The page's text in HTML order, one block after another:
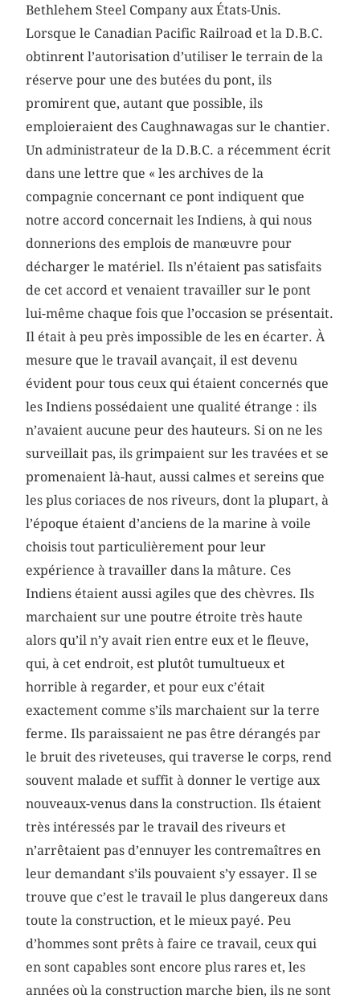
Bethlehem Steel Company aux États-Unis.
Lorsque le Canadian Pacific Railroad et la D.B.C.
obtinrent l’autorisation d’utiliser le terrain de la
réserve pour une des butées du pont, ils
promirent que, autant que possible, ils
emploieraient des Caughnawagas sur le chantier.
Un administrateur de la D.B.C. a récemment écrit
dans une lettre que « les archives de la
compagnie concernant ce pont indiquent que
notre accord concernait les Indiens, à qui nous
donnerions des emplois de manœuvre pour
décharger le matériel. Ils n’étaient pas satisfaits
de cet accord et venaient travailler sur le pont
lui-même chaque fois que l’occasion se présentait.
Il était à peu près impossible de les en écarter. À
mesure que le travail avançait, il est devenu
évident pour tous ceux qui étaient concernés que
les Indiens possédaient une qualité étrange : ils
n’avaient aucune peur des hauteurs. Si on ne les
surveillait pas, ils grimpaient sur les travées et se
promenaient là-haut, aussi calmes et sereins que
les plus coriaces de nos riveurs, dont la plupart, à
l’époque étaient d’anciens de la marine à voile
choisis tout particulièrement pour leur
expérience à travailler dans la mâture. Ces
Indiens étaient aussi agiles que des chèvres. Ils
marchaient sur une poutre étroite très haute
alors qu’il n’y avait rien entre eux et le fleuve,
qui, à cet endroit, est plutôt tumultueux et
horrible à regarder, et pour eux c’était
exactement comme s’ils marchaient sur la terre
ferme. Ils paraissaient ne pas être dérangés par
le bruit des riveteuses, qui traverse le corps, rend
souvent malade et suffit à donner le vertige aux
nouveaux-venus dans la construction. Ils étaient
très intéressés par le travail des riveurs et
n’arrêtaient pas d’ennuyer les contremaîtres en
leur demandant s’ils pouvaient s’y essayer. Il se
trouve que c’est le travail le plus dangereux dans
toute la construction, et le mieux payé. Peu
d’hommes sont prêts à faire ce travail, ceux qui
en sont capables sont encore plus rares et, les
années où la construction marche bien, ils ne sont